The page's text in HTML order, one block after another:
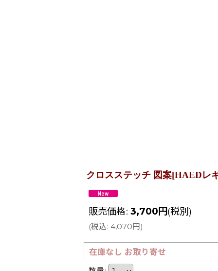
クロスステッチ 図案[HAEDレ
販売価格: 3,700円(税別)
(税込: 4,070円)
在庫なし お取り寄せ